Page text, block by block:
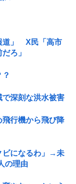
道」 X民「高市
ろ」
深刻な洪水被害
飛行機から飛び降
ビになるわ」→未
の理由